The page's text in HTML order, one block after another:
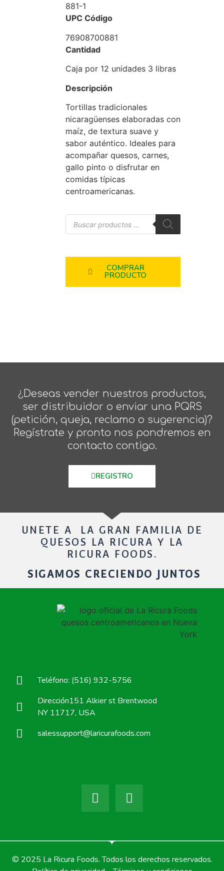
881-1
UPC Código
76908700881
Cantidad
Caja por 12 unidades 3 libras
Descripción
Tortillas tradicionales
nicaragüenses elaboradas con
maíz, de textura suave y
sabor auténtico. Ideales para
acompañar quesos, carnes,
gallo pinto o disfrutar en
comidas típicas
centroamericanas.
COMPRAR
PRODUCTO
¿Deseas vender nuestros productos,
ser distribuidor o enviar una PQRS
(petición, queja, reclamo o sugerencia)?
Regístrate y pronto nos pondremos en
contacto contigo.
REGISTRO
UNETE A LA GRAN FAMILIA DE
QUESOS LA RICURA Y LA
RICURA FOODS.
SIGAMOS CRECIENDO JUNTOS
Teléfono: (516) 932-5756
Dirección151 Alkier st Brentwood
NY 11717, USA
salessupport@laricurafoods.com
© 2025 La Ricura Foods. Todos los derechos reservados.